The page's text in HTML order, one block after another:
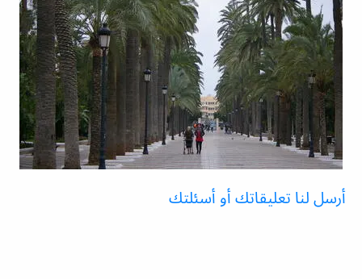
أرسل لنا تعليقاتك أو أسئلتك